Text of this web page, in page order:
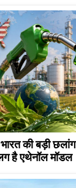
की बड़ी
है एथेनॉल मॉडल